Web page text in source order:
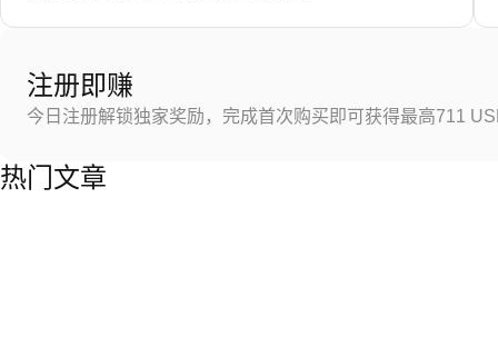
注册即赚
今日注册解锁独家奖励，完成首次购买即可获得最高711
热门文章